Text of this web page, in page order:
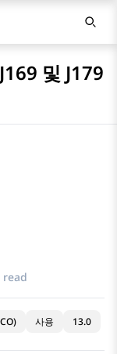
및 J179
read
사용 13.0